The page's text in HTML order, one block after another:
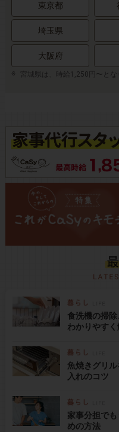
東京都
埼玉県
大阪府
宮城県は、時給1,250円〜とな
食洗機の掃
わかりやす
魚焼きグリ
入れのコツ
家事分担で
めの方法